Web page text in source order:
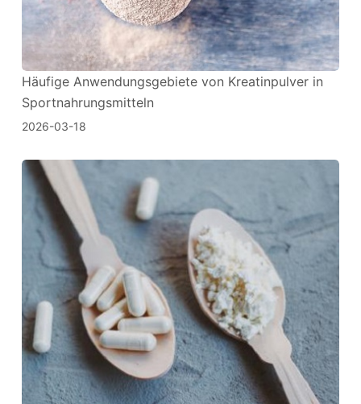
Häufige Anwendungsgebiete von Kreatinpulver in
Sportnahrungsmitteln
2026-03-18